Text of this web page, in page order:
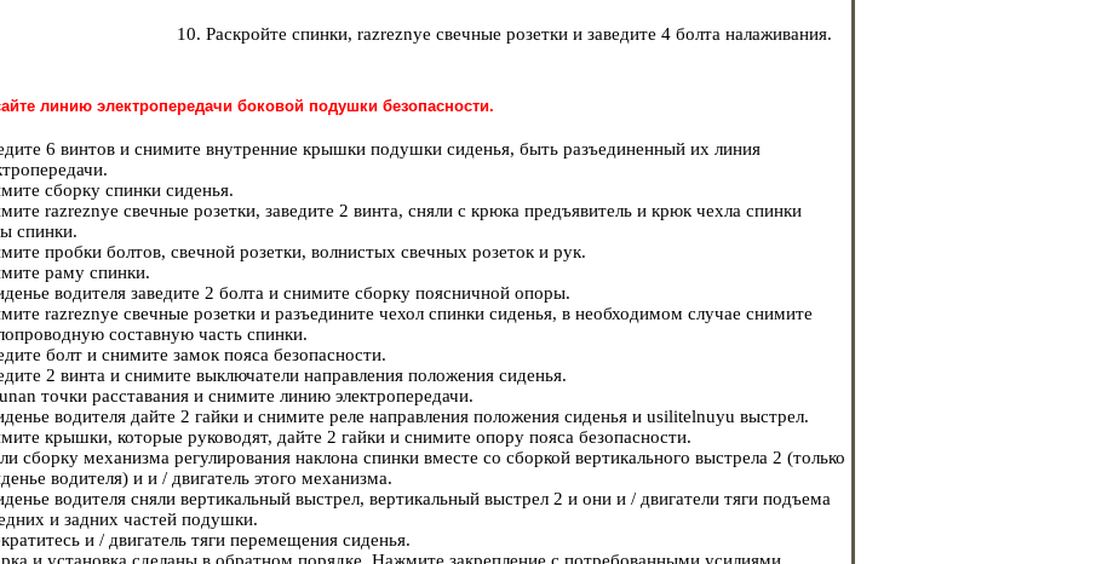
Раскройте спинки, razreznye свечные розетки и заведите 4 болта налаживания.
линию электропередачи боковой подушки безопасности.
6 винтов и снимите внутренние крышки подушки сиденья, быть разъединенный их линия
сборку спинки сиденья.
razreznye свечные розетки, заведите 2 винта, сняли с крюка предъявитель и крюк чехла спинки
спинки.
пробки болтов, свечной розетки, волнистых свечных розеток и рук.
раму спинки.
водителя заведите 2 болта и снимите сборку поясничной опоры.
razreznye свечные розетки и разъедините чехол спинки сиденья, в необходимом случае снимите
составную часть спинки.
болт и снимите замок пояса безопасности.
2 винта и снимите выключатели направления положения сиденья.
точки расставания и снимите линию электропередачи.
водителя дайте 2 гайки и снимите реле направления положения сиденья и usilitelnuyu выстрел.
крышки, которые руководят, дайте 2 гайки и снимите опору пояса безопасности.
сборку механизма регулирования наклона спинки вместе со сборкой вертикального выстрела 2 (только
водителя) и и / двигатель этого механизма.
водителя сняли вертикальный выстрел, вертикальный выстрел 2 и они и / двигатели тяги подъема
и задних частей подушки.
и / двигатель тяги перемещения сиденья.